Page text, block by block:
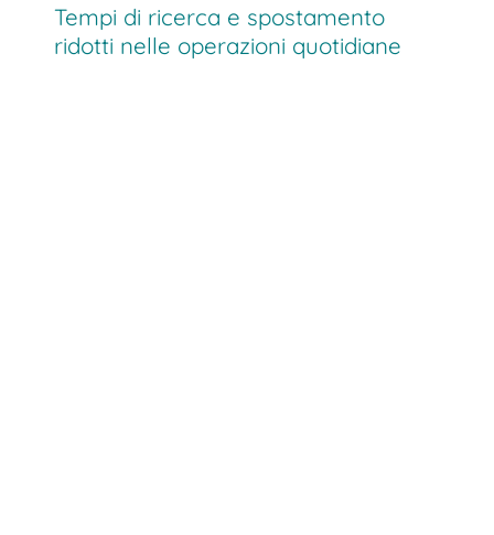
Tempi di ricerca e spostamento
ridotti nelle operazioni quotidiane